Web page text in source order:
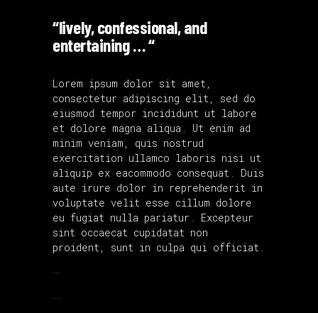
“lively, confessional, and
entertaining … “
Lorem ipsum dolor sit amet,
consectetur adipiscing elit, sed do
eiusmod tempor incididunt ut labore
et dolore magna aliqua. Ut enim ad
minim veniam, quis nostrud
exercitation ullamco laboris nisi ut
aliquip ex eacommodo consequat. Duis
aute irure dolor in reprehenderit in
voluptate velit esse cillum dolore
eu fugiat nulla pariatur. Excepteur
sint occaecat cupidatat non
proident, sunt in culpa qui officiat.